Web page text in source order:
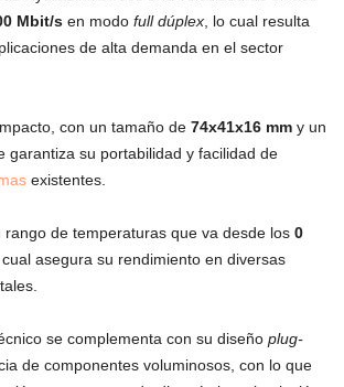
Mbit/s en modo full dúplex , lo cual resulta
de alta demanda en el sector
con un tamaño de 74x41x16 mm y un
garantiza su portabilidad y facilidad de
existentes.
rango de temperaturas que va desde los 0
cual asegura su rendimiento en diversas
se complementa con su diseño plug-
de componentes voluminosos, con lo que